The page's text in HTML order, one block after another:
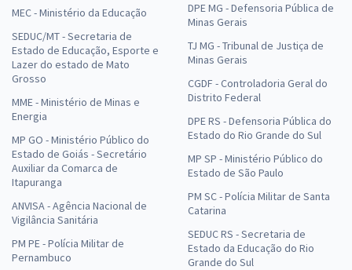
MEC - Ministério da Educação
SEDUC/MT - Secretaria de
Estado de Educação, Esporte e
Lazer do estado de Mato
Grosso
MME - Ministério de Minas e
Energia
MP GO - Ministério Público do
Estado de Goiás - Secretário
Auxiliar da Comarca de
Itapuranga
ANVISA - Agência Nacional de
Vigilância Sanitária
PM PE - Polícia Militar de
Pernambuco
DPE MG - Defensoria Pública de
Minas Gerais
TJ MG - Tribunal de Justiça de
Minas Gerais
CGDF - Controladoria Geral do
Distrito Federal
DPE RS - Defensoria Pública do
Estado do Rio Grande do Sul
MP SP - Ministério Público do
Estado de São Paulo
PM SC - Polícia Militar de Santa
Catarina
SEDUC RS - Secretaria de
Estado da Educação do Rio
Grande do Sul